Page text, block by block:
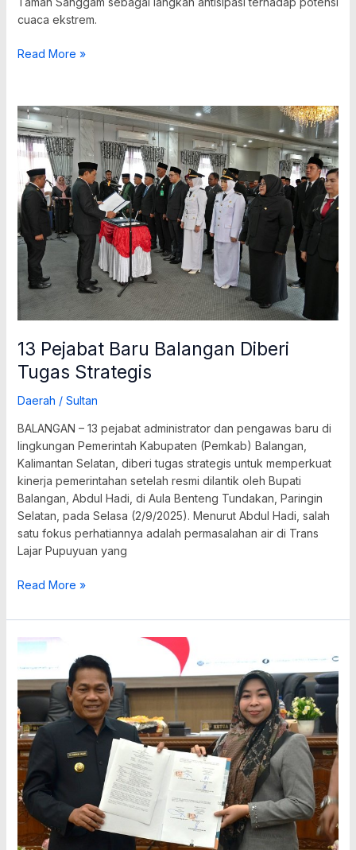
cuaca ekstrem.
Read More »
13 Pejabat Baru Balangan Diberi
Tugas Strategis
Daerah / Sultan
BALANGAN – 13 pejabat administrator dan pengawas baru di
lingkungan Pemerintah Kabupaten (Pemkab) Balangan,
Kalimantan Selatan, diberi tugas strategis untuk memperkuat
kinerja pemerintahan setelah resmi dilantik oleh Bupati
Balangan, Abdul Hadi, di Aula Benteng Tundakan, Paringin
Selatan, pada Selasa (2/9/2025). Menurut Abdul Hadi, salah
satu fokus perhatiannya adalah permasalahan air di Trans
Lajar Pupuyuan yang
13
Pejabat
Baru
Balangan
Diberi
Tugas
Strategis
Read More »
DPRD
Pemkab
Balangan
Sepakati
Perubahan
KUA-
PPAS
APBD
2025